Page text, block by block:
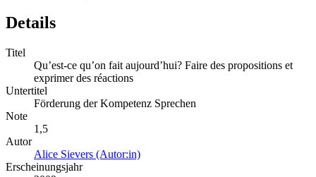
Details
Titel
Qu’est-ce qu’on fait aujourd’hui? Faire des propositions et
exprimer des réactions
Untertitel
Förderung der Kompetenz Sprechen
Note
1,5
Autor
Alice Sievers (Autor:in)
Erscheinungsjahr